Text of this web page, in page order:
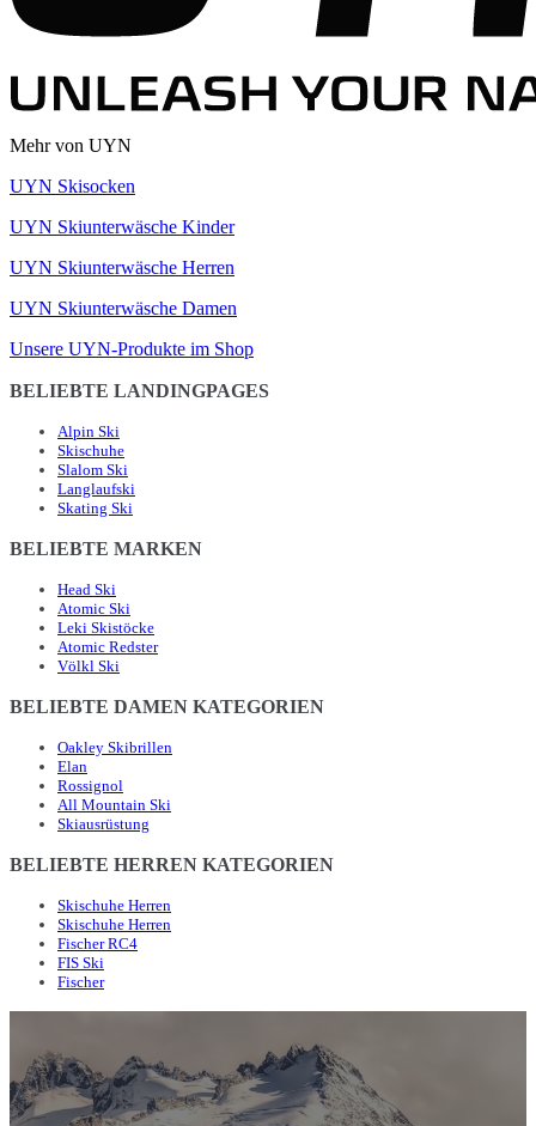
Mehr von UYN
UYN Skisocken
UYN Skiunterwäsche Kinder
UYN Skiunterwäsche Herren
UYN Skiunterwäsche Damen
Unsere UYN-Produkte im Shop
BELIEBTE LANDINGPAGES
Alpin Ski
Skischuhe
Slalom Ski
Langlaufski
Skating Ski
BELIEBTE MARKEN
Head Ski
Atomic Ski
Leki Skistöcke
Atomic Redster
Völkl Ski
BELIEBTE DAMEN KATEGORIEN
Oakley Skibrillen
Elan
Rossignol
All Mountain Ski
Skiausrüstung
BELIEBTE HERREN KATEGORIEN
Skischuhe Herren
Skischuhe Herren
Fischer RC4
FIS Ski
Fischer